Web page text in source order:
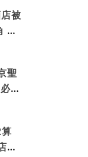
被
鏡
聖
去
體